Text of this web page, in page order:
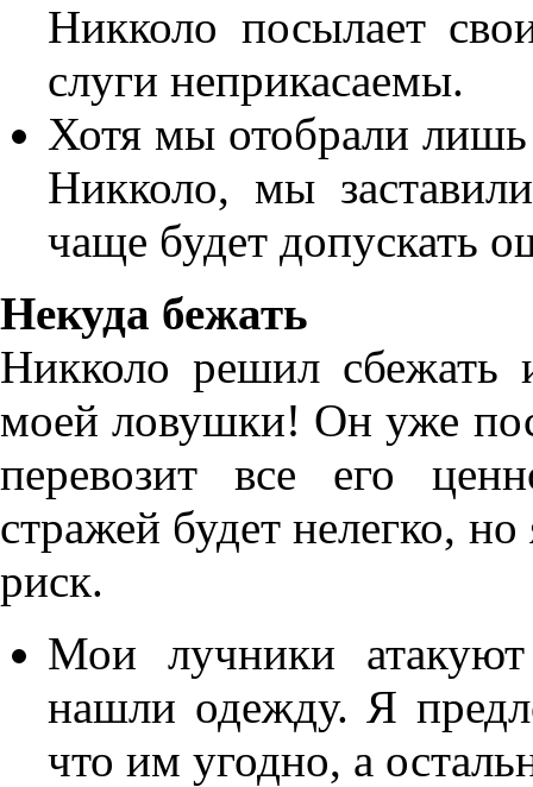
Никколо посылает
слуги неприкасаемы.
Хотя мы отобрали
Никколо, мы
чаще будет допускать
Некуда бежать
Никколо решил сбежать
моей ловушки! Он уже
перевозит все его
стражей будет нелегко,
риск.
Мои лучники
нашли одежду. Я
что им угодно, а